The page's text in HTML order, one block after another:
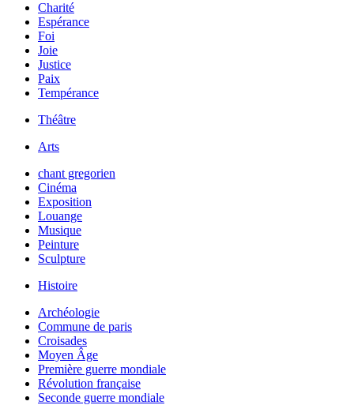
Charité
Espérance
Foi
Joie
Justice
Paix
Tempérance
Théâtre
Arts
chant gregorien
Cinéma
Exposition
Louange
Musique
Peinture
Sculpture
Histoire
Archéologie
Commune de paris
Croisades
Moyen Âge
Première guerre mondiale
Révolution française
Seconde guerre mondiale